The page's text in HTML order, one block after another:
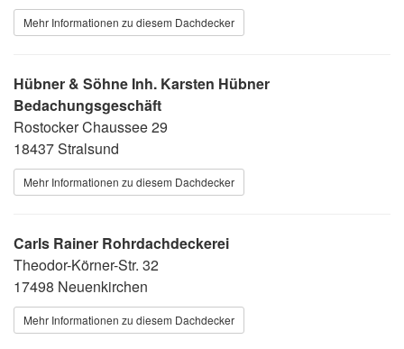
Mehr Informationen zu diesem Dachdecker
Hübner & Söhne Inh. Karsten Hübner
Bedachungsgeschäft
Rostocker Chaussee 29
18437 Stralsund
Mehr Informationen zu diesem Dachdecker
Carls Rainer Rohrdachdeckerei
Theodor-Körner-Str. 32
17498 Neuenkirchen
Mehr Informationen zu diesem Dachdecker